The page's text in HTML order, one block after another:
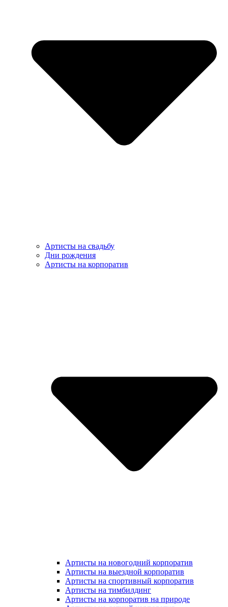
Артисты на свадьбу
Дни рождения
Артисты на корпоратив
Артисты на новогодний корпоратив
Артисты на выездной корпоратив
Артисты на спортивный корпоратив
Артисты на тимбилдинг
Артисты на корпоратив на природе